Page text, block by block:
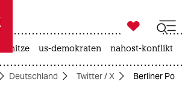
taz zahl ich
taz zahl ich

taz zahl ich
hitze us-demokraten nahost-konflikt
Deutschland Twitter / X Berliner